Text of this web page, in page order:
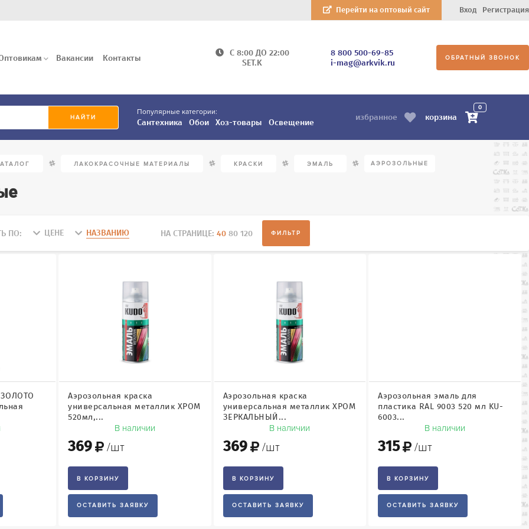
Вход Регистрация
Перейти на оптовый сайт
Вакансии Контакты
C 8:00 ДО 22:00
SET.K
8 800 500-69-85
i-mag@arkvik.ru
ОБРАТНЫЙ ЗВОНОК
Популярные категории:
Сантехника Обои Хоз-товары Освещение
избранное
0
корзина
/ ЛАКОКРАСОЧНЫЕ МАТЕРИАЛЫ / КРАСКИ / ЭМАЛЬ / АЭРОЗОЛЬНЫЕ
ПО: ЦЕНЕ НАЗВАНИЮ НА СТРАНИЦЕ: 40 80 120 ФИЛЬТР
ЗОЛОТО
Аэрозольная краска
универсальная металлик ХРОМ
520мл,...
В наличии
369 /шт
В КОРЗИНУ
ОСТАВИТЬ ЗАЯВКУ
Аэрозольная краска
универсальная металлик ХРОМ
ЗЕРКАЛЬНЫЙ...
В наличии
369 /шт
В КОРЗИНУ
ОСТАВИТЬ ЗАЯВКУ
Аэрозольная эмаль для
пластика RAL 9003 520 мл KU-
6003...
В наличии
315 /шт
В КОРЗИНУ
ОСТАВИТЬ ЗАЯВКУ